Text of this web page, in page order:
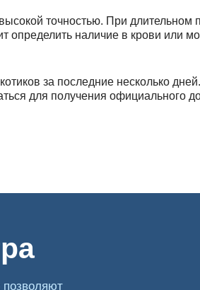
точностью. При длительном
определить наличие в крови или
за последние несколько
для получения официального
образовательных и иных